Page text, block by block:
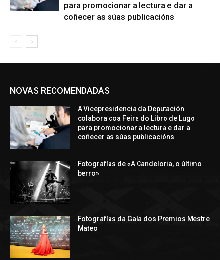
para promocionar a lectura e dar a
coñecer as súas publicacións
NOVAS RECOMENDADAS
A Vicepresidencia da Deputación
colabora coa Feira do Libro de Lugo
para promocionar a lectura e dar a
coñecer as súas publicacións
Fotografías de «A Candeloria, o último
berro»
Fotografías da Gala dos Premios Mestre
Mateo